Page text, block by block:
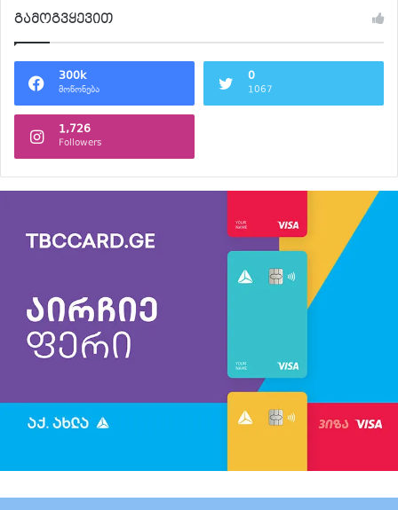
გამოგვყევით
300k
მოწონება
0
1067
1,726
Followers